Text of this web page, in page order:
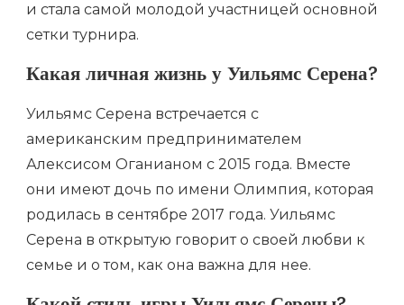
и стала самой молодой участницей основной
сетки турнира.
Какая личная жизнь у Уильямс Серена?
Уильямс Серена встречается с
американским предпринимателем
Алексисом Оганианом с 2015 года. Вместе
они имеют дочь по имени Олимпия, которая
родилась в сентябре 2017 года. Уильямс
Серена в открытую говорит о своей любви к
семье и о том, как она важна для нее.